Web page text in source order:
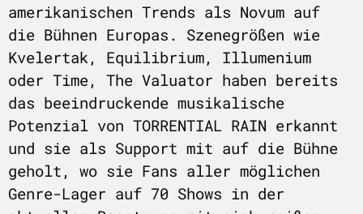
amerikanischen Trends als Novum auf
die Bühnen Europas. Szenegrößen wie
Kvelertak, Equilibrium, Illumenium
oder Time, The Valuator haben bereits
das beeindruckende musikalische
Potenzial von TORRENTIAL RAIN erkannt
und sie als Support mit auf die Bühne
geholt, wo sie Fans aller möglichen
Genre-Lager auf 70 Shows in der